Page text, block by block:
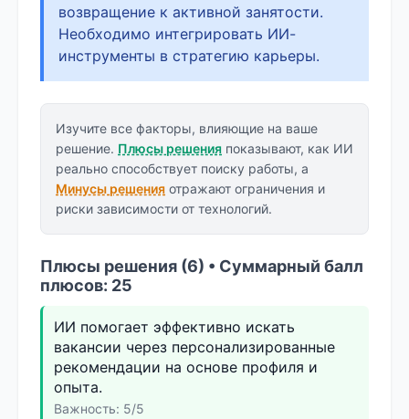
возвращение к активной занятости.
Необходимо интегрировать ИИ-
инструменты в стратегию карьеры.
Изучите все факторы, влияющие на ваше
решение. Плюсы решения показывают, как ИИ
реально способствует поиску работы, а
Минусы решения отражают ограничения и
риски зависимости от технологий.
Плюсы решения (6) • Суммарный балл
плюсов: 25
ИИ помогает эффективно искать
вакансии через персонализированные
рекомендации на основе профиля и
опыта.
Важность: 5/5